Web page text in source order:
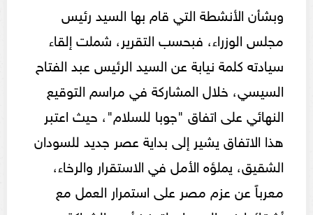
وبشأن الأنشطة التي قام بها السيد رئيس
مجلس الوزراء، فبحسب التقرير، شملت إلقاء
سيادته كلمة نيابة عن السيد الرئيس عبد الفتاح
السيسي، خلال المشاركة في مراسم التوقيع
النهائي على اتفاق "جوبا للسلام"، حيث اعتبر
هذا الاتفاق يشير إلى بداية عصر جديد للسودان
الشقيق، يملؤه الأمل في الاستقرار والرخاء،
معرباً عن عزم مصر على استمرار العمل مع